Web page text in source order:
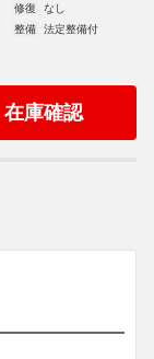
修復
なし
整備
法定整備付
在庫確認